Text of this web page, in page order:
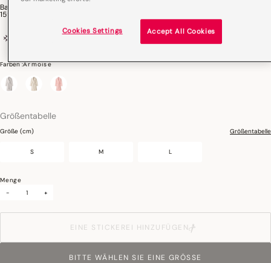
Bademantel Charme Baumwolle
159,00 €
100% Baumwolle Öko-Tex zertifiziert
Farben :Armoise
Größentabelle
Größe (cm) Größentabelle
S M L
Menge
-
+
EINE STICKEREI HINZUFÜGEN
BITTE WÄHLEN SIE EINE GRÖSSE
Accept All Cookies
Cookies Settings